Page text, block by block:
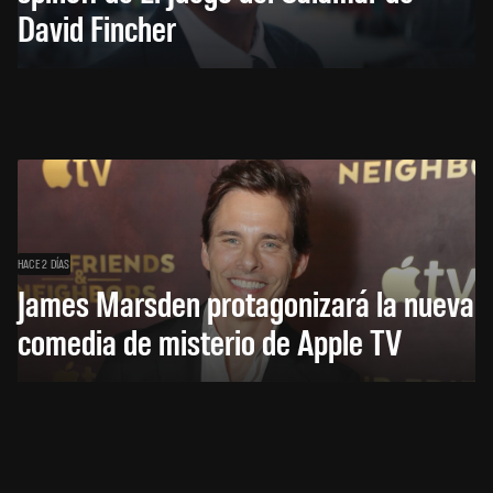
David Fincher
HACE 2 DÍAS
James Marsden protagonizará la nueva
comedia de misterio de Apple TV